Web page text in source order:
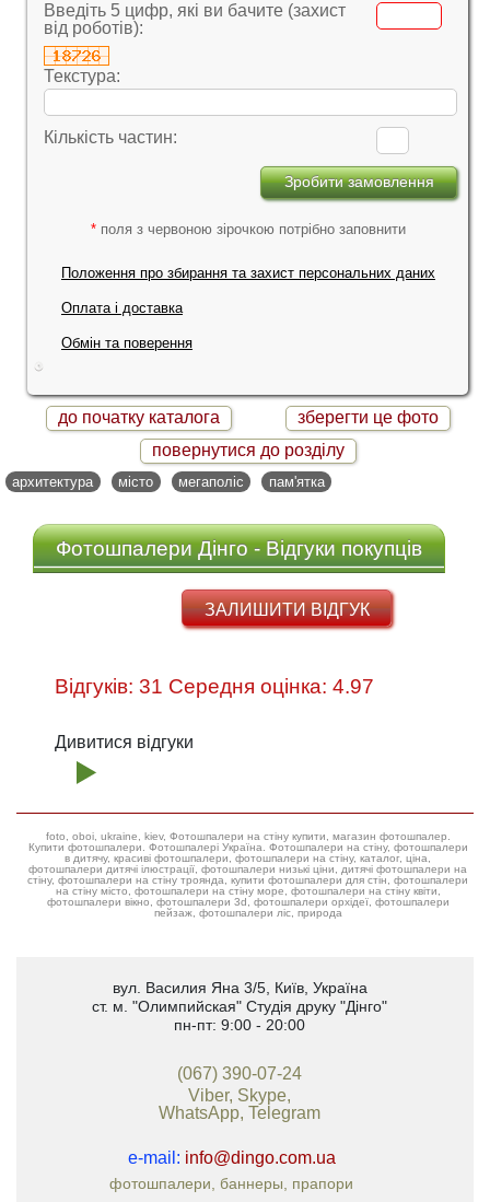
Введіть 5 цифр, які ви бачите (захист
від роботів):
Текстура:
Кількість частин:
* поля з червоною зірочкою потрібно заповнити
Положення про збирання та захист персональних даних
Оплата і доставка
Обмін та поверення
до початку каталога
зберегти це фото
повернутися до розділу
архитектура місто мегаполіс пам'ятка
Фотошпалери Дінго - Відгуки покупців
ЗАЛИШИТИ ВІДГУК
Відгуків: 31 Середня оцінка: 4.97
Дивитися відгуки
foto, oboi, ukraine, kiev, Фотошпалери на стіну купити, магазин фотошпалер.
Купити фотошпалери. Фотошпалері Україна. Фотошпалери на стіну, фотошпалери
в дитячу, красиві фотошпалери, фотошпалери на стіну, каталог, ціна,
фотошпалери дитячі ілюстрації, фотошпалери низькі ціни, дитячі фотошпалери на
стіну, фотошпалери на стіну троянда, купити фотошпалери для стін, фотошпалери
на стіну місто, фотошпалери на стіну море, фотошпалери на стіну квіти,
фотошпалери вікно, фотошпалери 3d, фотошпалери орхідеї, фотошпалери
пейзаж, фотошпалери ліс, природа
вул. Василия Яна 3/5, Київ, Україна
ст. м. "Олимпийская" Студія друку "Дінго"
пн-пт: 9:00 - 20:00
(067) 390-07-24
Viber, Skype,
WhatsApp, Telegram
e-mail: info@dingo.com.ua
фотошпалери, баннеры, прапори